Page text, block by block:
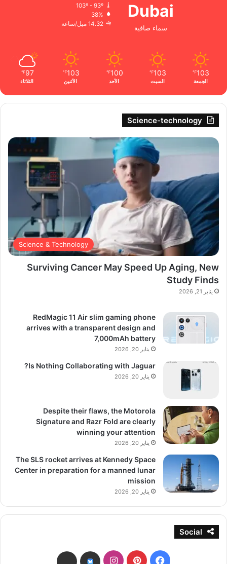
Dubai
سماء صافية
103º - 93º
38%
14.32 ميل/ساعة
103
℉
الجمعة
103
℉
السبت
100
℉
الأحد
103
℉
الأثنين
97
℉
الثلاثاء
Science-technology
Science & Technology
Surviving Cancer May Speed Up Aging, New
Study Finds
يناير 21, 2026
RedMagic 11 Air slim gaming phone
arrives with a transparent design and
7,000mAh battery
يناير 20, 2026
Is Nothing Collaborating with Jaguar?
يناير 20, 2026
Despite their flaws, the Motorola
Signature and Razr Fold are clearly
winning your attention
يناير 20, 2026
The SLS rocket arrives at Kennedy Space
Center in preparation for a manned lunar
mission
يناير 20, 2026
Social
فيسبوكبينتيريستانستقرامbsky
threads